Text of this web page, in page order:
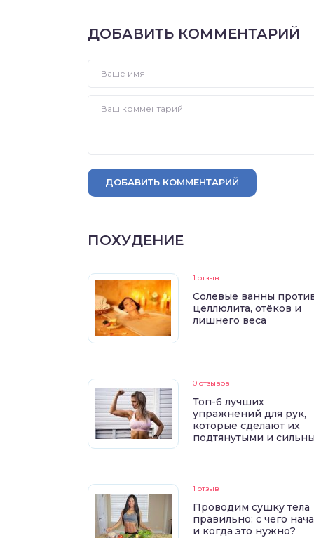
ДОБАВИТЬ КОММЕНТАРИЙ
ДОБАВИТЬ КОММЕНТАРИЙ
ПОХУДЕНИЕ
1 отзыв
Солевые ванны
целлюлита, отёков и
лишнего веса
0 отзывов
Топ-6 лучших
упражнений для рук,
которые сделают их
подтянутыми и
1 отзыв
Проводим сушку тела
правильно: с чего
и когда это нужно?